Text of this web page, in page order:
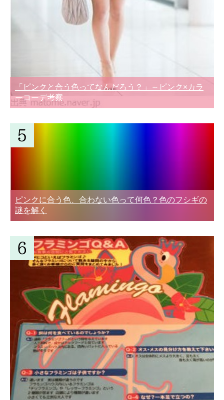
「ピンクと合う色ってなんだろう？」～ピンク×カラ
ーコーデ考察
ピンクに合う色、合わない色って何色？色のフシギの
謎を解く